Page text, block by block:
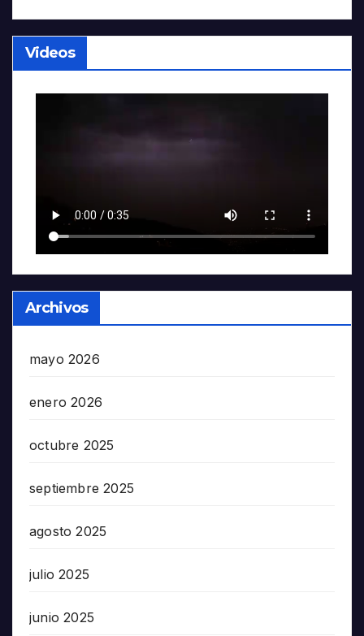
Videos
Archivos
mayo 2026
enero 2026
octubre 2025
septiembre 2025
agosto 2025
julio 2025
junio 2025